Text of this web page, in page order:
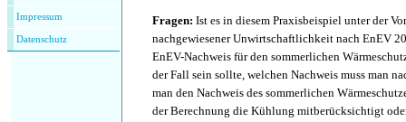
Impressum
Datenschutz
Fragen: Ist es in diesem Praxisbeispiel unter der
nachgewiesener Unwirtschaftlichkeit nach EnEV
EnEV-Nachweis für den sommerlichen
der Fall sein sollte, welchen Nachweis muss man
man den Nachweis des sommerlichen
der Berechnung die Kühlung mitberücksichtigt